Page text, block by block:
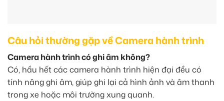
Câu hỏi thường gặp về Camera hành trình
Camera hành trình có ghi âm không?
Có, hầu hết các camera hành trình hiện đại đều có
tính năng ghi âm, giúp ghi lại cả hình ảnh và âm thanh
trong xe hoặc môi trường xung quanh.